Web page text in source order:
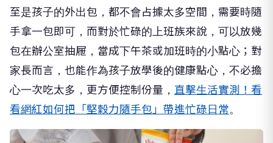
至是孩子的外出包，都不會占據太多空間，需要時隨
手拿一包即可，而對於忙碌的上班族來說，可以放幾
包在辦公室抽屜，當成下午茶或加班時的小點心；對
家長而言，也能作為孩子放學後的健康點心，不必擔
心一次吃太多，更方便控制份量， 直擊生活實測！看
看網紅如何把「堅穀力隨手包」帶進忙碌日常。